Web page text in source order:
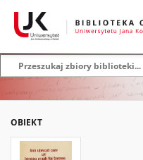
OBIEKT